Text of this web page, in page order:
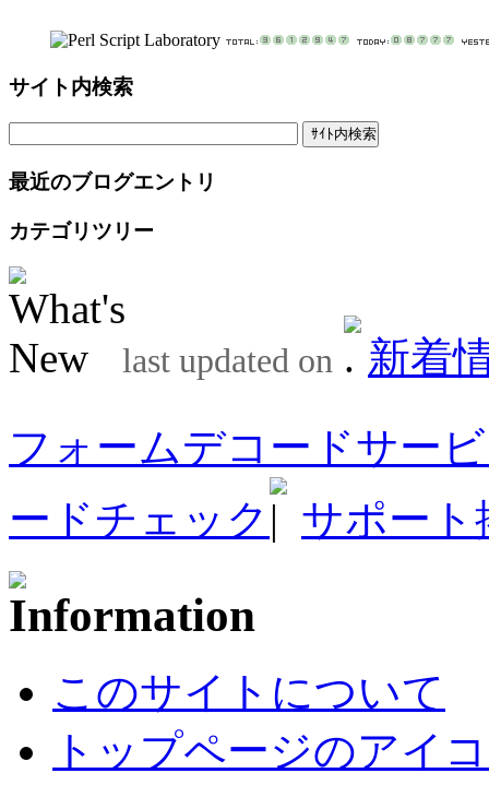
サイト内検索
最近のブログエントリ
カテゴリツリー
last updated on
新着
フォームデコードサー
ードチェック
サポート
このサイトについて
トップページのアイ